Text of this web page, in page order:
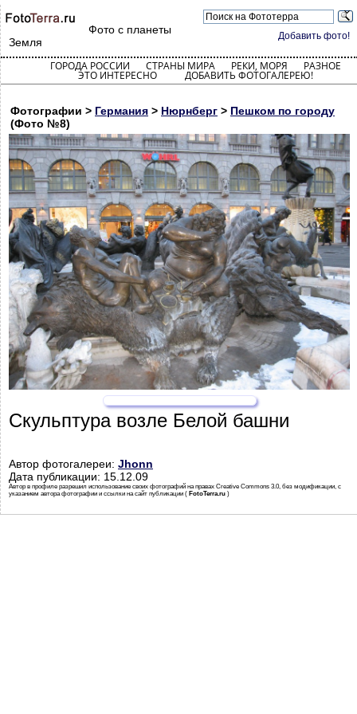
Добавить фото!
Фото с планеты
Земля
ГОРОДА РОССИИ СТРАНЫ МИРА РЕКИ, МОРЯ РАЗНОЕ
ЭТО ИНТЕРЕСНО ДОБАВИТЬ ФОТОГАЛЕРЕЮ!
Фотографии > Германия > Нюрнберг > Пешком по городу
(Фото №8)
Скульптура возле Белой башни
Автор фотогалереи: Jhonn
Дата публикации: 15.12.09
Автор в профиле разрешил использование своих фотографий на правах Creative Commons 3.0, без модификации, с
указанием автора фотографии и ссылки на сайт публикации ( FotoTerra.ru )